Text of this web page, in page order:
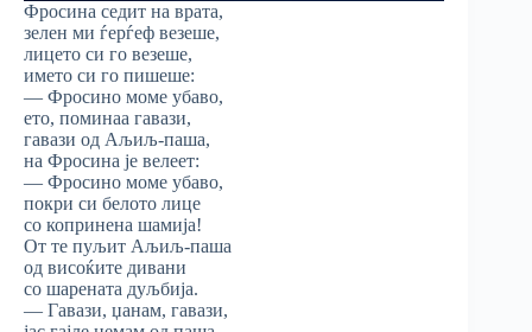
Фросина седит на врата,
зелен ми ѓерѓеф везеше,
лицето си го везеше,
името си го пишеше:
— Фросино моме убаво,
ето, поминаа гавази,
гавази од Аљиљ-паша,
на Фросина је велеет:
— Фросино моме убаво,
покри си белото лице
со копринена шамија!
От те пуљит Аљиљ-паша
од висоќите дивани
со шарената дуљбија.
— Гавази, џанам, гавази,